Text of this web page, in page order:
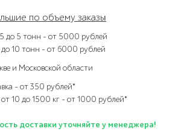
по объему заказы
до 5 тонн – от 5000 рублей
10 тонн – от 6000 рублей
и Московской области
– от 350 рублей*
10 до 1500 кг – от 1000 рублей*
доставки уточняйте у менеджера!